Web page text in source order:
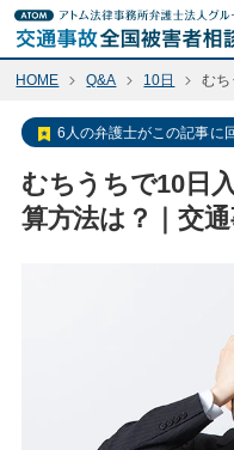
HOME Q&A 10日 む
6人の弁護士がこの記
むちうちで10日
算方法は？｜交